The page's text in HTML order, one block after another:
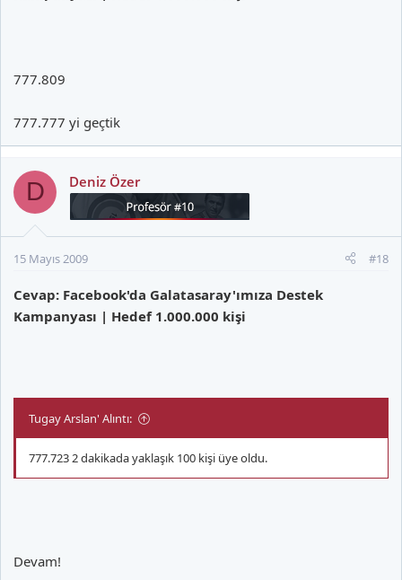
777.809
777.777 yi geçtik
D Deniz Özer
15 Mayıs 2009 #18
Cevap: Facebook'da Galatasaray'ımıza Destek
Kampanyası | Hedef 1.000.000 kişi
Tugay Arslan' Alıntı:
777.723 2 dakikada yaklaşık 100 kişi üye oldu.
Devam!